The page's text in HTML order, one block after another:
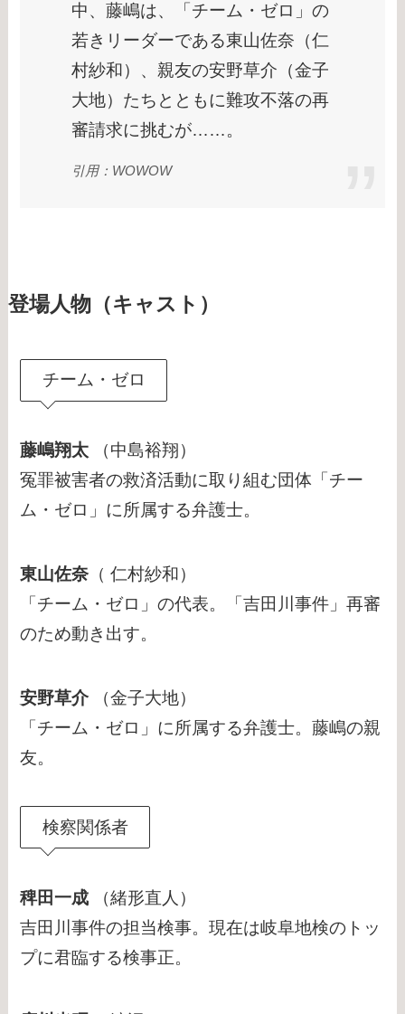
中、藤嶋は、「チーム・ゼロ」の
若きリーダーである東山佐奈（仁
村紗和）、親友の安野草介（金子
大地）たちとともに難攻不落の再
審請求に挑むが……。
引用：WOWOW
登場人物（キャスト）
チーム・ゼロ
藤嶋翔太 （中島裕翔）
冤罪被害者の救済活動に取り組む団体「チー
ム・ゼロ」に所属する弁護士。
東山佐奈 （ 仁村紗和）
「チーム・ゼロ」の代表。「吉田川事件」再審
のため動き出す。
安野草介（金子大地）
「チーム・ゼロ」に所属する弁護士。藤嶋の親
友。
検察関係者
稗田一成 （緒形直人）
吉田川事件の担当検事。現在は岐阜地検のトッ
プに君臨する検事正。